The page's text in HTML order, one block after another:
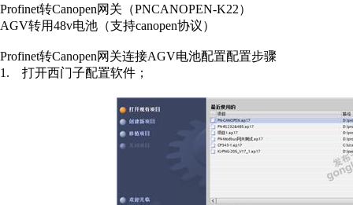
Profinet转Canopen网关（PNCANOPEN-K22）
AGV转用48v电池（支持canopen协议）
Profinet转Canopen网关连接AGV电池配置配置步骤
1.
打开西门子配置软件；